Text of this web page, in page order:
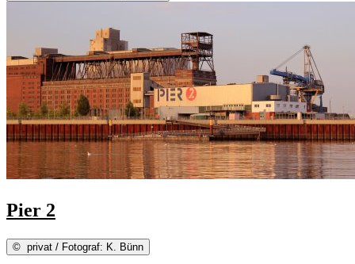
Pier 2
© privat / Fotograf: K. Bünn